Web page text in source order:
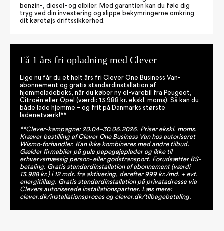
benzin-, diesel- og elbiler. Med garantien kan du føle dig
tryg ved din investering og slippe bekymringerne omkring
dit køretøjs driftssikkerhed.
Få 1 års fri opladning med Clever
Lige nu får du et helt års fri Clever One Business Van-
abonnement og gratis standardinstallation af
hjemmeladeboks, når du køber ny el-varebil fra Peugeot,
Citroën eller Opel (værdi: 13.988 kr. ekskl. moms). Så kan du
både lade hjemme – og frit på Danmarks største
ladenetværk!**
**Clever-kampagne: 20.04–30.06.2026. Priser ekskl. moms.
Kræver bestilling af Clever One Business Van hos autoriseret
Wismo-forhandler. Kan ikke kombineres med andre tilbud.
Gælder firmabiler på gule papegøjeplader og ikke til
erhvervsmæssig person- eller godstransport. Forudsætter BS-
betaling. Gratis standardinstallation af abonnement (værdi
13.988 kr.) i 12 mdr. fra aktivering, derefter 999 kr./md. + evt.
energitillæg. Gratis standardinstallation på privatadresse via
Clevers autoriserede installationspartner. Læs mere:
clever.dk/installationsproces og clever.dk/tilbagebetaling.